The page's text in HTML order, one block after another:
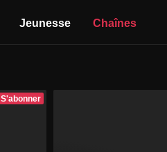
Jeunesse Chaînes
S'abonner